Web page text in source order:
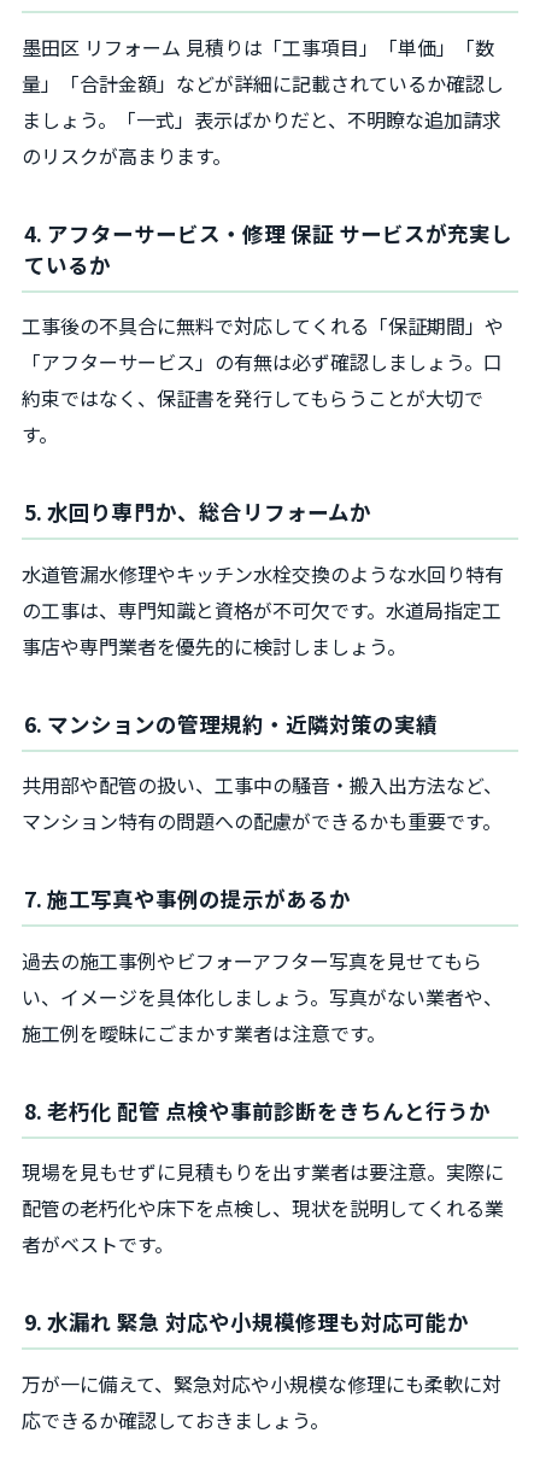
墨田区 リフォーム 見積りは「工事項目」「単価」「数
量」「合計金額」などが詳細に記載されているか確認し
ましょう。「一式」表示ばかりだと、不明瞭な追加請求
のリスクが高まります。
4. アフターサービス・修理 保証 サービスが充実し
ているか
工事後の不具合に無料で対応してくれる「保証期間」や
「アフターサービス」の有無は必ず確認しましょう。口
約束ではなく、保証書を発行してもらうことが大切で
す。
5. 水回り専門か、総合リフォームか
水道管漏水修理やキッチン水栓交換のような水回り特有
の工事は、専門知識と資格が不可欠です。水道局指定工
事店や専門業者を優先的に検討しましょう。
6. マンションの管理規約・近隣対策の実績
共用部や配管の扱い、工事中の騒音・搬入出方法など、
マンション特有の問題への配慮ができるかも重要です。
7. 施工写真や事例の提示があるか
過去の施工事例やビフォーアフター写真を見せてもら
い、イメージを具体化しましょう。写真がない業者や、
施工例を曖昧にごまかす業者は注意です。
8. 老朽化 配管 点検や事前診断をきちんと行うか
現場を見もせずに見積もりを出す業者は要注意。実際に
配管の老朽化や床下を点検し、現状を説明してくれる業
者がベストです。
9. 水漏れ 緊急 対応や小規模修理も対応可能か
万が一に備えて、緊急対応や小規模な修理にも柔軟に対
応できるか確認しておきましょう。